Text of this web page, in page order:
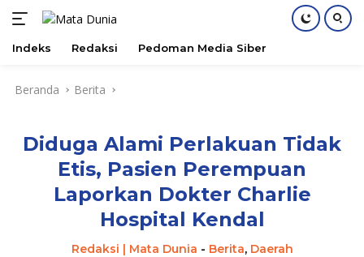
Indeks Redaksi Pedoman Media Siber
Beranda Berita
Diduga Alami Perlakuan Tidak
Etis, Pasien Perempuan
Laporkan Dokter Charlie
Hospital Kendal
Redaksi | Mata Dunia - Berita, Daerah